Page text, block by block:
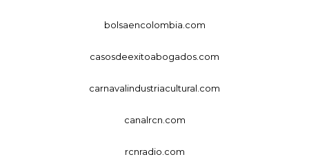
bolsaencolombia.com
casosdeexitoabogados.com
carnavalindustriacultural.com
canalrcn.com
rcnradio.com